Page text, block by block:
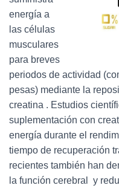
energía a
las células
musculares
para breves
periodos de actividad
pesas) mediante la
creatina . Estudios
suplementación con
energía durante el
tiempo de recuperación
recientes también han
la función cerebral y